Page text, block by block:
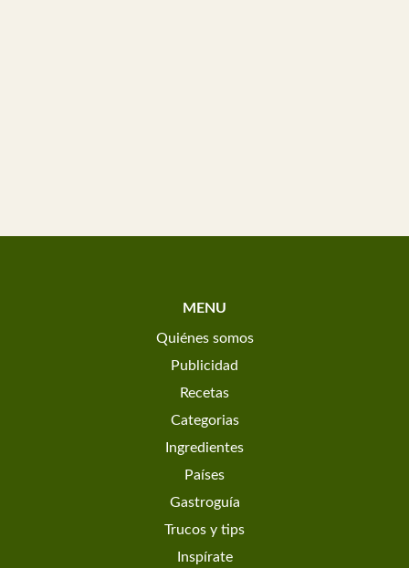
MENU
Quiénes somos
Publicidad
Recetas
Categorias
Ingredientes
Países
Gastroguía
Trucos y tips
Inspírate